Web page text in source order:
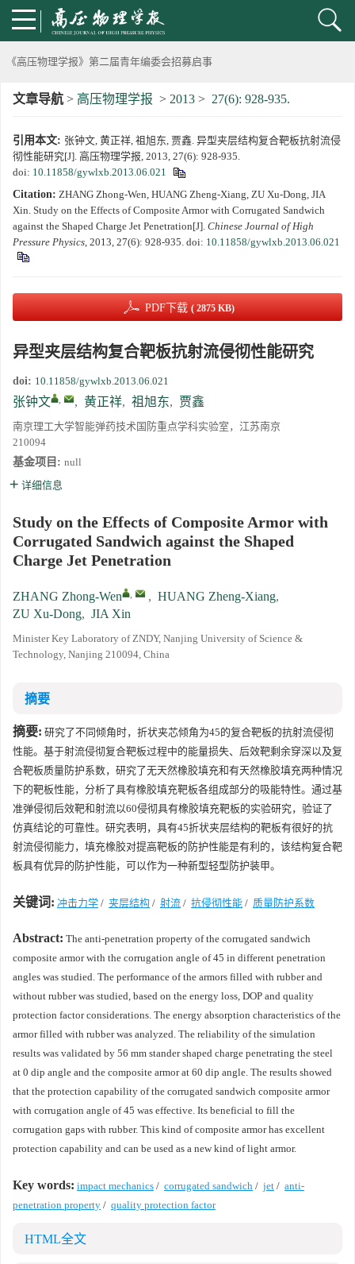
动载下材料物性机器学习与高通量研究专刊征稿启事
《高压物理学报》第二届青年编委会招募启事
《高压物理学报》2023年度优秀审稿人和优秀论文评选结果
第十四届全国爆炸力学学术会议 第二轮通知
通知
《高压物理学报》第三届青年编委会招募启事
文章导航 > 高压物理学报 > 2013 > 27(6): 928-935.
引用本文: 张钟文, 黄正祥, 祖旭东, 贾鑫. 异型夹层结构复合靶板抗射流侵
彻性能研究[J]. 高压物理学报, 2013, 27(6): 928-935.
doi: 10.11858/gywlxb.2013.06.021
Citation: ZHANG Zhong-Wen, HUANG Zheng-Xiang, ZU Xu-Dong, JIA
Xin. Study on the Effects of Composite Armor with Corrugated Sandwich
against the Shaped Charge Jet Penetration[J]. Chinese Journal of High
Pressure Physics, 2013, 27(6): 928-935. doi: 10.11858/gywlxb.2013.06.021
PDF下载 ( 2875 KB)
异型夹层结构复合靶板抗射流侵彻性能研究
doi: 10.11858/gywlxb.2013.06.021
张钟文 , , 黄正祥, 祖旭东, 贾鑫
南京理工大学智能弹药技术国防重点学科实验室，江苏南京
210094
基金项目: null
详细信息
Study on the Effects of Composite Armor with
Corrugated Sandwich against the Shaped
Charge Jet Penetration
ZHANG Zhong-Wen , , HUANG Zheng-Xiang,
ZU Xu-Dong, JIA Xin
Minister Key Laboratory of ZNDY, Nanjing University of Science &
Technology, Nanjing 210094, China
摘要
摘要: 研究了不同倾角时，折状夹芯倾角为45的复合靶板的抗射流侵彻
性能。基于射流侵彻复合靶板过程中的能量损失、后效靶剩余穿深以及复
合靶板质量防护系数，研究了无天然橡胶填充和有天然橡胶填充两种情况
下的靶板性能，分析了具有橡胶填充靶板各组成部分的吸能特性。通过基
准弹侵彻后效靶和射流以60侵彻具有橡胶填充靶板的实验研究，验证了
仿真结论的可靠性。研究表明，具有45折状夹层结构的靶板有很好的抗
射流侵彻能力，填充橡胶对提高靶板的防护性能是有利的，该结构复合靶
板具有优异的防护性能，可以作为一种新型轻型防护装甲。
关键词: 冲击力学 / 夹层结构 / 射流 / 抗侵彻性能 / 质量防护系数
Abstract: The anti-penetration property of the corrugated sandwich
composite armor with the corrugation angle of 45 in different penetration
angles was studied. The performance of the armors filled with rubber and
without rubber was studied, based on the energy loss, DOP and quality
protection factor considerations. The energy absorption characteristics of the
armor filled with rubber was analyzed. The reliability of the simulation
results was validated by 56 mm stander shaped charge penetrating the steel
at 0 dip angle and the composite armor at 60 dip angle. The results showed
that the protection capability of the corrugated sandwich composite armor
with corrugation angle of 45 was effective. Its beneficial to fill the
corrugation gaps with rubber. This kind of composite armor has excellent
protection capability and can be used as a new kind of light armor.
Key words: impact mechanics / corrugated sandwich / jet / anti-
penetration property / quality protection factor
HTML全文